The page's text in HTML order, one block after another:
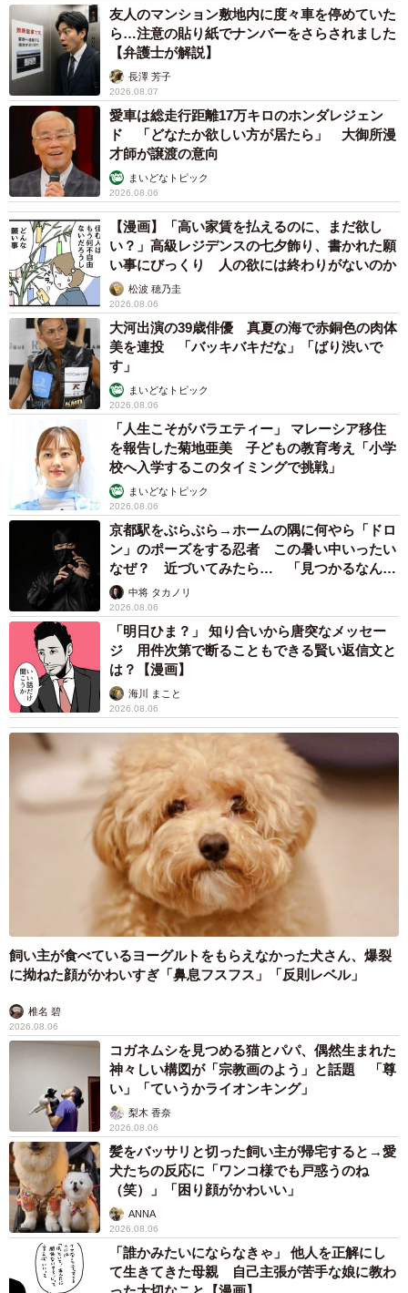
6/18
ケージのハンモックでくつろぐあんこちゃん。上には先住のしじみく
ん、下にはみとんちゃん（画像提供：しじみとんさん）
また、人間に対しては、猫それぞれに相性があるように感
じられると、飼い主さんは語ります。
「話しかけたときに鳴いて返す声の量や、夜、一緒に布団
で眠る組み合わせ、食事中に膝の上に乗る相手も、猫によ
って違いますね」
SNSで多くの人を魅了するあんこちゃん
3歳になったあんこちゃん。美しいレディへと成長しました（画像提供：
しじみとんさん）
あんこちゃんは、現在3歳を迎えました。保護時は、あどけ
ない顔つきにまん丸なフォルムでしたが、今では威厳を感
じる見た目に。そこには、見た目にも明らかに幸せな日々
友人のマンション敷地内に度々車を停めていた
ら…注意の貼り紙でナンバーをさらされました
【弁護士が解説】
長澤 芳子
2026.08.07
愛車は総走行距離17万キロのホンダレジェン
ド 「どなたか欲しい方が居たら」 大御所漫
才師が譲渡の意向
まいどなトピック
2026.08.06
【漫画】「高い家賃を払えるのに、まだ欲し
い？」高級レジデンスの七夕飾り、書かれた願
い事にびっくり 人の欲には終わりがないのか
松波 穂乃圭
2026.08.06
大河出演の39歳俳優 真夏の海で赤銅色の肉体
美を連投 「バッキバキだな」「ばり渋いで
す」
まいどなトピック
2026.08.06
「人生こそがバラエティー」 マレーシア移住
を報告した菊地亜美 子どもの教育考え「小学
校へ入学するこのタイミングで挑戦」
まいどなトピック
2026.08.06
京都駅をぶらぶら→ホームの隅に何やら「ドロ
ン」のポーズをする忍者 この暑い中いったい
なぜ？ 近づいてみたら… 「見つかるなんて
未熟」中将 タカノリ
2026.08.06
「明日ひま？」 知り合いから唐突なメッセー
ジ 用件次第で断ることもできる賢い返信文と
は？【漫画】
海川 まこと
2026.08.06
飼い主が食べているヨーグルトをもらえなかった犬さん、爆裂
に拗ねた顔がかわいすぎ「鼻息フスフス」「反則レベル」
椎名 碧
2026.08.06
コガネムシを見つめる猫とパパ、偶然生まれた
神々しい構図が「宗教画のよう」と話題 「尊
い」「ていうかライオンキング」
梨木 香奈
2026.08.06
髪をバッサリと切った飼い主が帰宅すると→愛
犬たちの反応に「ワンコ様でも戸惑うのね
（笑）」「困り顔がかわいい」
ANNA
2026.08.06
「誰かみたいにならなきゃ」 他人を正解にし
て生きてきた母親 自己主張が苦手な娘に教わ